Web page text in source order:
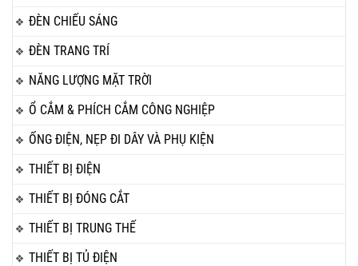
ĐÈN CHIẾU SÁNG
ĐÈN TRANG TRÍ
NĂNG LƯỢNG MẶT TRỜI
Ổ CẮM & PHÍCH CẮM CÔNG NGHIỆP
ỐNG ĐIỆN, NẸP ĐI DÂY VÀ PHỤ KIỆN
THIẾT BỊ ĐIỆN
THIẾT BỊ ĐÓNG CẮT
THIẾT BỊ TRUNG THẾ
THIẾT BỊ TỦ ĐIỆN